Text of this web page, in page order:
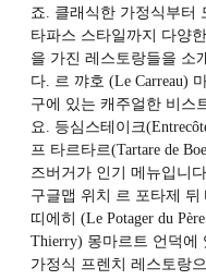
죠. 클래식한 가정식부터
타파스 스타일까지 다양
을 가진 레스토랑들을 소
다. 르 꺄호 (Le Carreau)
구에 있는 캐주얼한 비스
요. 등심스테이크
프 타르타르(Tartare de
즈버거가 인기 메뉴입니
구글맵 위치 르 포타제 뒤
띠에히 (Le Potager du Père
Thierry) 몽마르트 언덕에
가정식 프렌치 레스토랑